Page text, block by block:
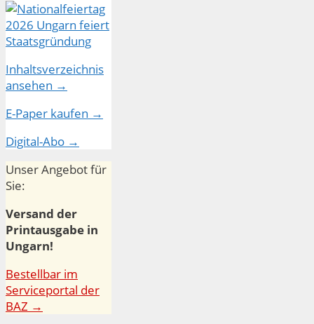
Inhaltsverzeichnis
ansehen →
E-Paper kaufen →
Digital-Abo →
Unser Angebot für
Sie:
Versand der
Printausgabe in
Ungarn!
Bestellbar im
Serviceportal der
BAZ →